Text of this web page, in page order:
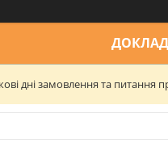
дні замовлення та